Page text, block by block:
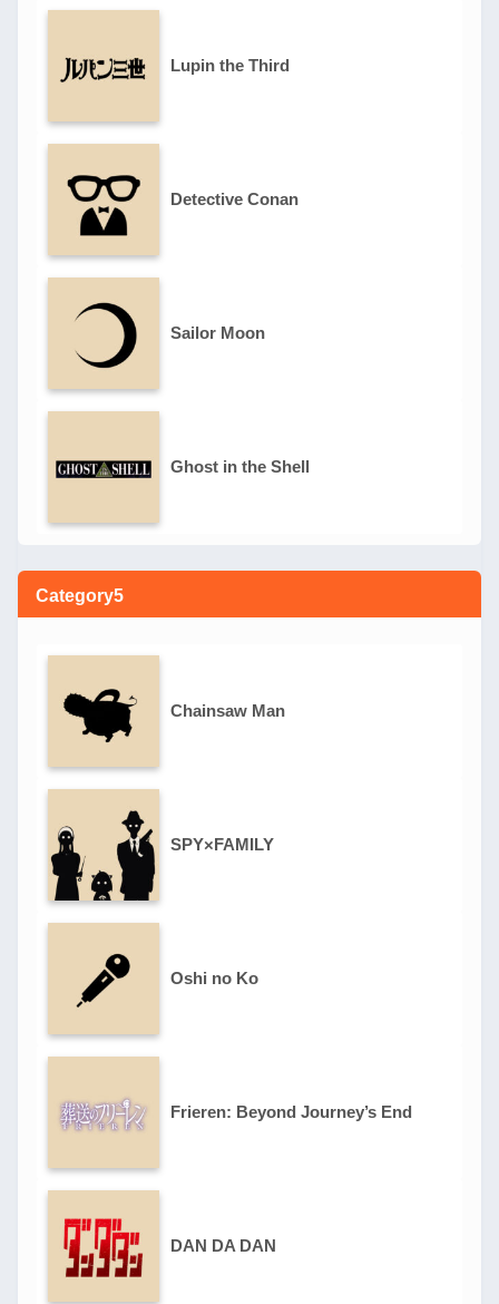
Lupin the Third
Detective Conan
Sailor Moon
Ghost in the Shell
Category5
Chainsaw Man
SPY×FAMILY
Oshi no Ko
Frieren: Beyond Journey’s End
DAN DA DAN